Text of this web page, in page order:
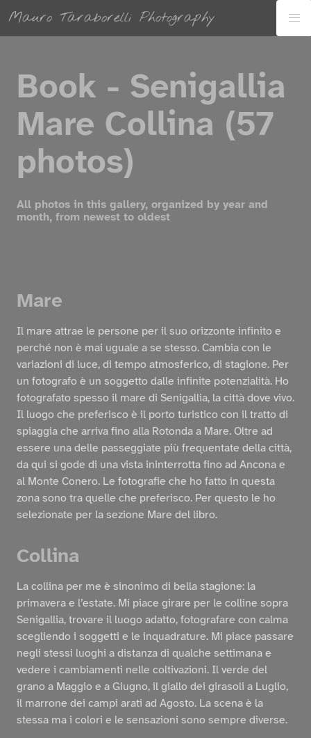
Mauro Taraborelli Photography
Book - Senigallia
Mare Collina (57
photos)
All photos in this gallery, organized by year and
month, from newest to oldest
Mare
Il mare attrae le persone per il suo orizzonte infinito e
perché non è mai uguale a se stesso. Cambia con le
variazioni di luce, di tempo atmosferico, di stagione. Per
un fotografo è un soggetto dalle infinite potenzialità. Ho
fotografato spesso il mare di Senigallia, la città dove vivo.
Il luogo che preferisco è il porto turistico con il tratto di
spiaggia che arriva fino alla Rotonda a Mare. Oltre ad
essere una delle passeggiate più frequentate della città,
da qui si gode di una vista ininterrotta fino ad Ancona e
al Monte Conero. Le fotografie che ho fatto in questa
zona sono tra quelle che preferisco. Per questo le ho
selezionate per la sezione Mare del libro.
Collina
La collina per me è sinonimo di bella stagione: la
primavera e l’estate. Mi piace girare per le colline sopra
Senigallia, trovare il luogo adatto, fotografare con calma
scegliendo i soggetti e le inquadrature. Mi piace passare
negli stessi luoghi a distanza di qualche settimana e
vedere i cambiamenti nelle coltivazioni. Il verde del
grano a Maggio e a Giugno, il giallo dei girasoli a Luglio,
il marrone dei campi arati ad Agosto. La scena è la
stessa ma i colori e le sensazioni sono sempre diverse.